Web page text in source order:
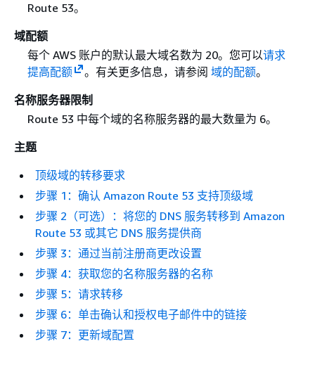
Route 53。
域配额
每个 AWS 账户的默认最大域名数为 20。您可以请求
提高配额
。有关更多信息，请参阅域的配额。
名称服务器限制
Route 53 中每个域的名称服务器的最大数量为 6。
主题
顶级域的转移要求
步骤 1：确认 Amazon Route 53 支持顶级域
步骤 2（可选）：将您的 DNS 服务转移到 Amazon
Route 53 或其它 DNS 服务提供商
步骤 3：通过当前注册商更改设置
步骤 4：获取您的名称服务器的名称
步骤 5：请求转移
步骤 6：单击确认和授权电子邮件中的链接
步骤 7：更新域配置